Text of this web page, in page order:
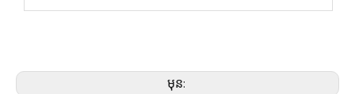
មុន: